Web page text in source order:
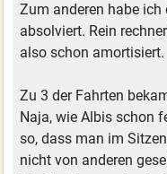
Zum anderen habe ich
absolviert. Rein
also schon amortisiert.
Zu 3 der Fahrten
Naja, wie Albis schon
so, dass man im
nicht von anderen